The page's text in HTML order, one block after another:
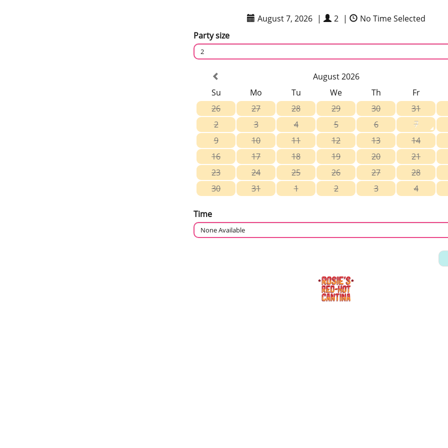
August 7, 2026 | 2 |
No Time Selected
Party size
2
August 2026
Su
Mo Tu We Th
Fr
26
27 28 29 30
31
2
3 4 5 6
7
9
10 11 12 13
14
16
17 18 19 20
21
23
24 25 26 27
28
30
31 1 2 3 4
Time
None Available